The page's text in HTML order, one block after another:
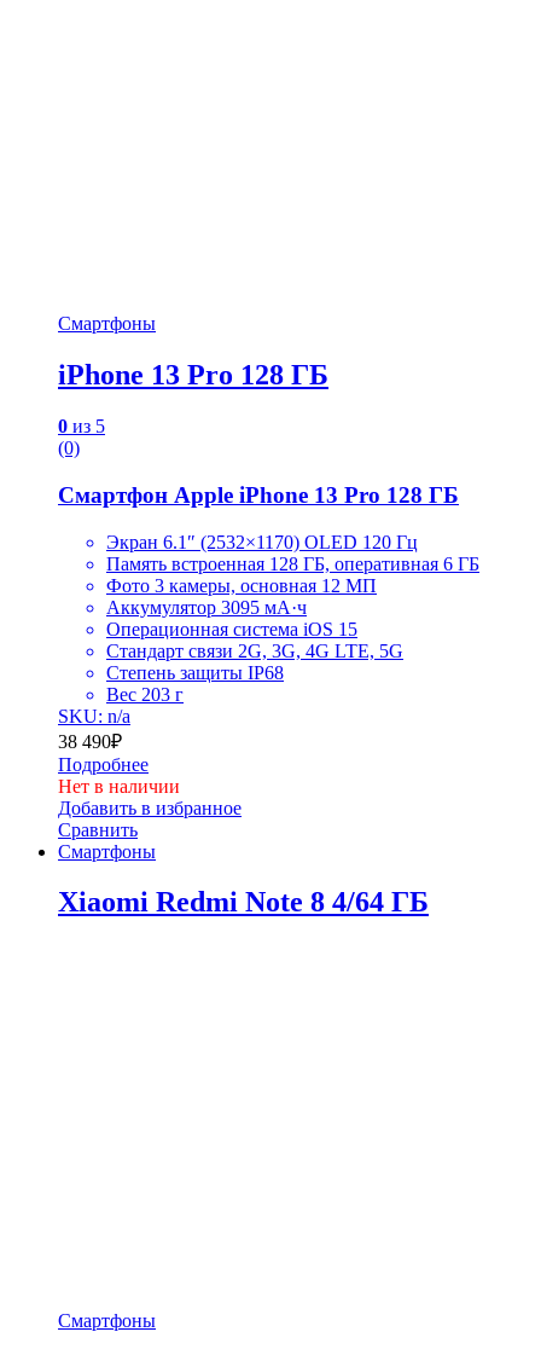
Смартфоны
iPhone 13 Pro 128 ГБ
0 из 5
(0)
Смартфон Apple iPhone 13 Pro 128 ГБ
Экран 6.1″ (2532×1170) OLED 120 Гц
Память встроенная 128 ГБ, оперативная 6 ГБ
Фото 3 камеры, основная 12 МП
Аккумулятор 3095 мА·ч
Операционная система iOS 15
Стандарт связи 2G, 3G, 4G LTE, 5G
Степень защиты IP68
Вес 203 г
SKU: n/a
38 490₽
Подробнее
Нет в наличии
Добавить в избранное
Сравнить
Смартфоны
Xiaomi Redmi Note 8 4/64 ГБ
Смартфоны